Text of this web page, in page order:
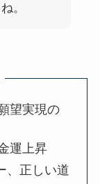
。
望実現の
運上昇
、正しい道